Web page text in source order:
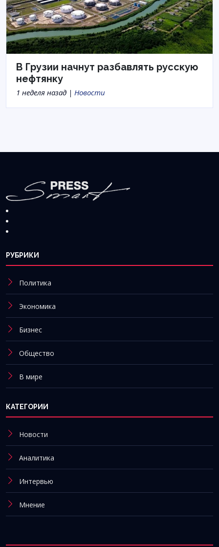
В Грузии начнут разбавлять русскую
нефтянку
1 неделя назад | Новости
РУБРИКИ
Политика
Экономика
Бизнес
Общество
В мире
КАТЕГОРИИ
Новости
Аналитика
Интервью
Мнение